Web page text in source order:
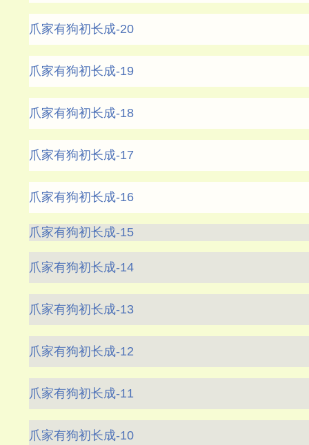
爪家有狗初长成-20
爪家有狗初长成-19
爪家有狗初长成-18
爪家有狗初长成-17
爪家有狗初长成-16
爪家有狗初长成-15
爪家有狗初长成-14
爪家有狗初长成-13
爪家有狗初长成-12
爪家有狗初长成-11
爪家有狗初长成-10